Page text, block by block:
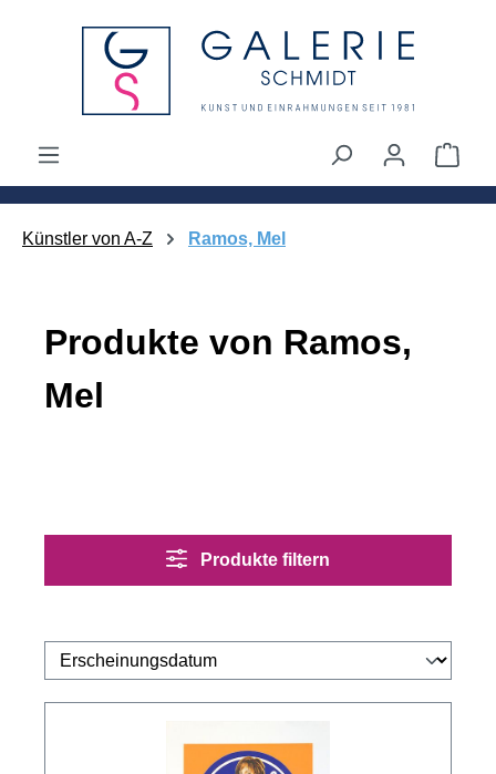
springen
Künstler von A-Z Ramos, Mel
Produkte von Ramos,
Mel
Produkte filtern